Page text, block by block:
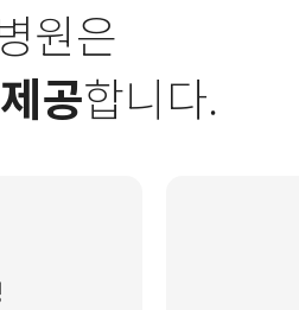
원은
제공합니다.